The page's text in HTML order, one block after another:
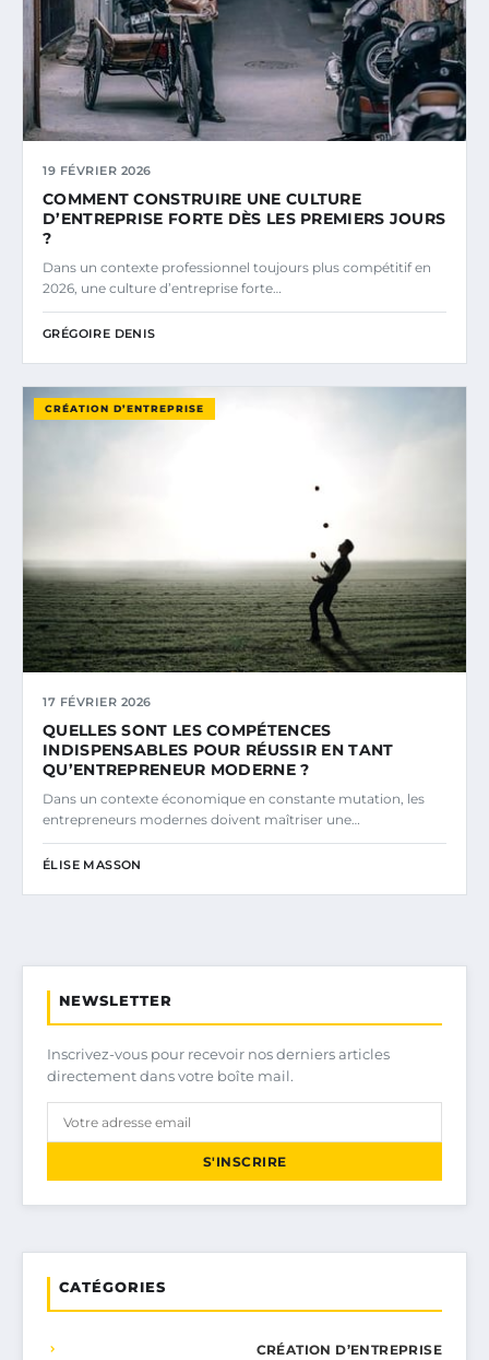
19 FÉVRIER 2026
COMMENT CONSTRUIRE UNE CULTURE
D’ENTREPRISE FORTE DÈS LES PREMIERS JOURS
?
Dans un contexte professionnel toujours plus compétitif en
2026, une culture d’entreprise forte…
GRÉGOIRE DENIS
CRÉATION D’ENTREPRISE
17 FÉVRIER 2026
QUELLES SONT LES COMPÉTENCES
INDISPENSABLES POUR RÉUSSIR EN TANT
QU’ENTREPRENEUR MODERNE ?
Dans un contexte économique en constante mutation, les
entrepreneurs modernes doivent maîtriser une…
ÉLISE MASSON
NEWSLETTER
Inscrivez-vous pour recevoir nos derniers articles
directement dans votre boîte mail.
S'INSCRIRE
CATÉGORIES
CRÉATION D’ENTREPRISE